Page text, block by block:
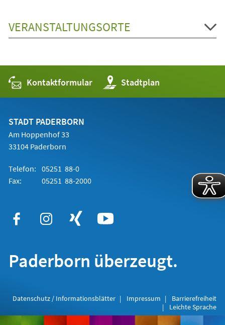
VERANSTALTUNGSORTE
Kontaktformular Stadtplan
(Öffnet
in
einem
STADT PADERBORN
Am Hoppenhof 33
33104 Paderborn
Telefon: 05251 88-0
Fax:
05251 88-2000
Paderborn überzeugt.
Datenschutz / Informationsblätter Impressum
Barrierefreiheit
Leichte Sprache